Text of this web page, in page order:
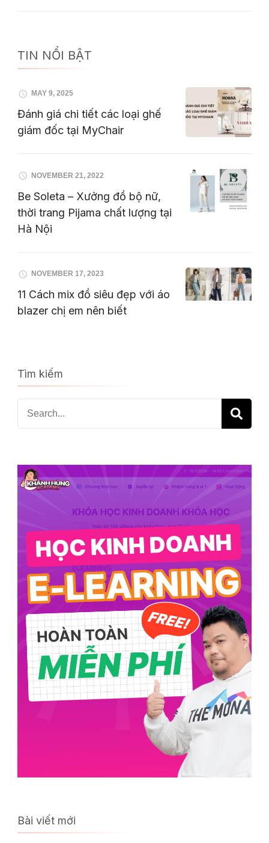
TIN NỔI BẬT
MAY 9, 2025
Đánh giá chi tiết các loại ghế
giám đốc tại MyChair
NOVEMBER 21, 2022
Be Soleta – Xưởng đồ bộ nữ,
thời trang Pijama chất lượng tại
Hà Nội
NOVEMBER 17, 2023
11 Cách mix đồ siêu đẹp với áo
blazer chị em nên biết
Tìm kiếm
Search
for:
Bài viết mới